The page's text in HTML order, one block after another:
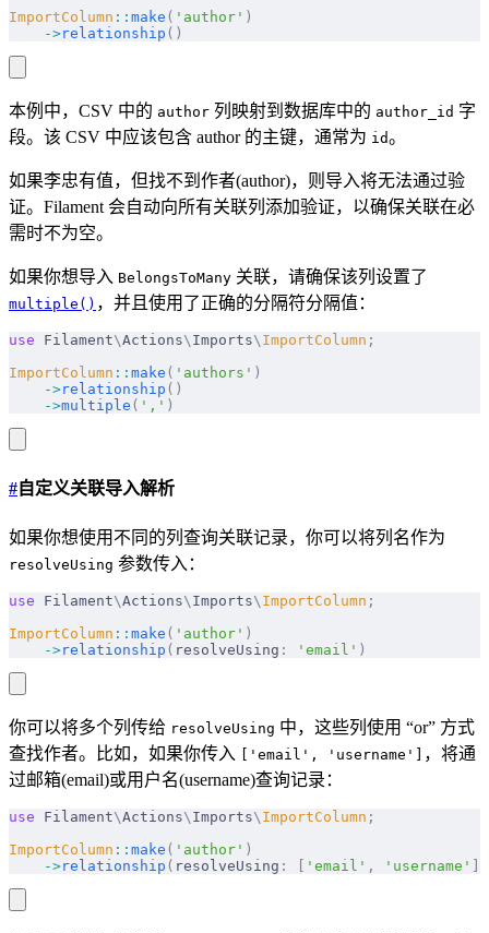
ImportColumn :: make ( 'author' )
    ->
relationship ()
本例中，CSV 中的 author 列映射到数据库中的 author_id 字
段。该 CSV 中应该包含 author 的主键，通常为 id。
如果李忠有值，但找不到作者(author)，则导入将无法通过验
证。Filament 会自动向所有关联列添加验证，以确保关联在必
需时不为空。
如果你想导入 BelongsToMany 关联，请确保该列设置了
multiple() ，并且使用了正确的分隔符分隔值：
use Filament\Actions\ Imports\ ImportColumn ;
ImportColumn :: make ( 'authors' )
    ->
relationship ()
    ->
multiple ( ',' )
#自定义关联导入解析
如果你想使用不同的列查询关联记录，你可以将列名作为
resolveUsing 参数传入：
use Filament\Actions\ Imports\ ImportColumn ;
ImportColumn :: make ( 'author' )
    ->
relationship ( resolveUsing : 'email' )
你可以将多个列传给 resolveUsing 中，这些列使用 “or” 方式
查找作者。比如，如果你传入
['email', 'username']
，将通
过邮箱(email)或用户名(username)查询记录：
use Filament\Actions\ Imports\ ImportColumn ;
ImportColumn :: make ( 'author' )
    ->
relationship ( resolveUsing : 'email' , 'username'